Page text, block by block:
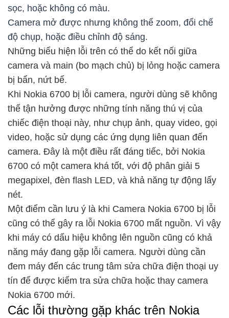
sọc, hoặc không có màu.
Camera mở được nhưng không thể zoom, đổi chế
độ chụp, hoặc điều chỉnh độ sáng.
Những biểu hiện lỗi trên có thể do kết nối giữa
camera và main (bo mạch chủ) bị lỏng hoặc camera
bị bẩn, nứt bể.
Khi Nokia 6700 bị lỗi camera, người dùng sẽ không
thể tận hưởng được những tính năng thú vị của
chiếc điện thoại này, như chụp ảnh, quay video, gọi
video, hoặc sử dụng các ứng dụng liên quan đến
camera. Đây là một điều rất đáng tiếc, bởi Nokia
6700 có một camera khá tốt, với độ phân giải 5
megapixel, đèn flash LED, và khả năng tự động lấy
nét.
Một điểm cần lưu ý là khi Camera Nokia 6700 bị lỗi
cũng có thể gây ra lỗi Nokia 6700 mất nguồn. Vì vậy
khi máy có dấu hiệu không lên nguồn cũng có khả
năng máy đang gặp lỗi camera. Người dùng cần
đem máy đến các trung tâm sửa chữa điện thoại uy
tín để được kiểm tra sửa chữa hoặc thay camera
Nokia 6700 mới.
Các lỗi thường gặp khác trên Nokia